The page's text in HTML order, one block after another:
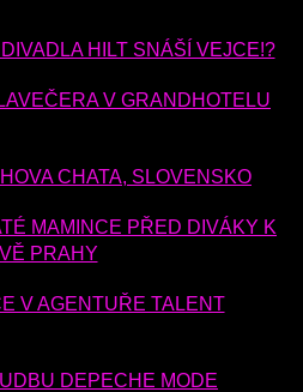
HILT SNÁŠÍ VEJCE!?
V GRANDHOTELU
CHATA, SLOVENSKO
MAMINCE PŘED DIVÁKY K
PRAHY
V AGENTUŘE TALENT
DEPECHE MODE